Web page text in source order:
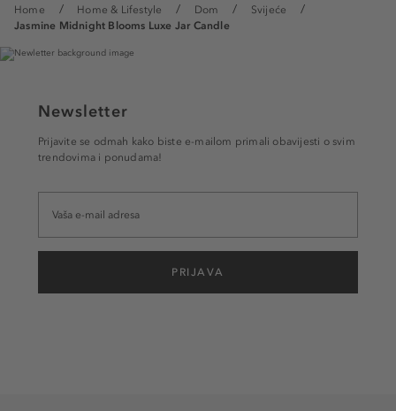
Home Home & Lifestyle Dom
Svijeće
Jasmine Midnight Blooms Luxe Jar Candle
Newsletter
Prijavite se odmah kako biste e-mailom primali obavijesti o svim
trendovima i ponudama!
PRIJAVA